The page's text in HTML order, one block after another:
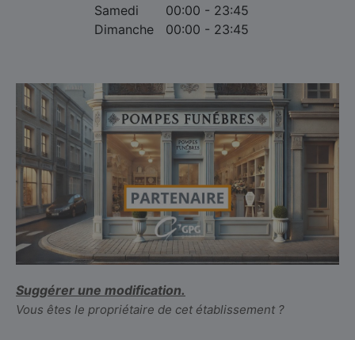
Samedi
00:00 - 23:45
Dimanche
00:00 - 23:45
Suggérer une modification.
Vous êtes le propriétaire de cet établissement ?